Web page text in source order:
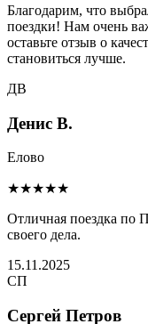
Благодарим, что
поездки! Нам очень
оставьте отзыв о
становиться лучше.
ДВ
Денис В.
Елово
★★★★★
Отличная поездка по
своего дела.
15.11.2025
СП
Сергей Петров